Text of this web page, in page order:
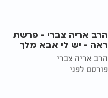
הרב אריה צברי - פרשת
ראה - יש לי אבא מלך
הרב אריה צברי
פורסם לפני